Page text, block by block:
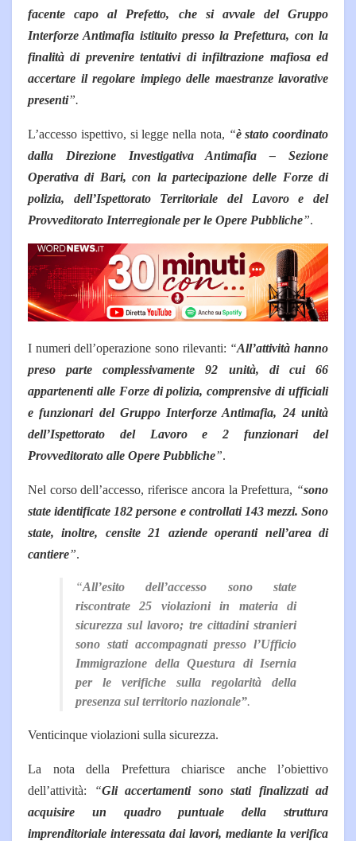
facente capo al Prefetto, che si avvale del Gruppo
Interforze Antimafia istituito presso la Prefettura, con la
finalità di prevenire tentativi di infiltrazione mafiosa ed
accertare il regolare impiego delle maestranze lavorative
presenti”.
L’accesso ispettivo, si legge nella nota, “è stato coordinato
dalla Direzione Investigativa Antimafia – Sezione
Operativa di Bari, con la partecipazione delle Forze di
polizia, dell’Ispettorato Territoriale del Lavoro e del
Provveditorato Interregionale per le Opere Pubbliche”.
I numeri dell’operazione sono rilevanti: “All’attività hanno
preso parte complessivamente 92 unità, di cui 66
appartenenti alle Forze di polizia, comprensive di ufficiali
e funzionari del Gruppo Interforze Antimafia, 24 unità
dell’Ispettorato del Lavoro e 2 funzionari del
Provveditorato alle Opere Pubbliche”.
Nel corso dell’accesso, riferisce ancora la Prefettura, “sono
state identificate 182 persone e controllati 143 mezzi. Sono
state, inoltre, censite 21 aziende operanti nell’area di
cantiere”.
“All’esito dell’accesso sono state
riscontrate 25 violazioni in materia di
sicurezza sul lavoro; tre cittadini stranieri
sono stati accompagnati presso l’Ufficio
Immigrazione della Questura di Isernia
per le verifiche sulla regolarità della
presenza sul territorio nazionale”.
Venticinque violazioni sulla sicurezza.
La nota della Prefettura chiarisce anche l’obiettivo
dell’attività:
“Gli accertamenti sono stati finalizzati ad
acquisire un quadro puntuale della struttura
imprenditoriale interessata dai lavori, mediante la verifica